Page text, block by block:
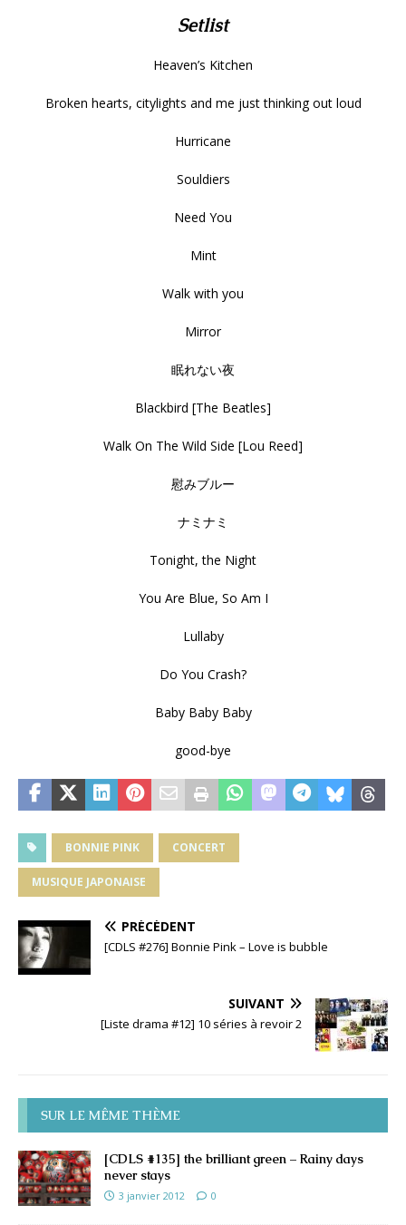
Setlist
Heaven’s Kitchen
Broken hearts, citylights and me just thinking out loud
Hurricane
Souldiers
Need You
Mint
Walk with you
Mirror
眠れない夜
Blackbird [The Beatles]
Walk On The Wild Side [Lou Reed]
慰みブルー
ナミナミ
Tonight, the Night
You Are Blue, So Am I
Lullaby
Do You Crash?
Baby Baby Baby
good-bye
BONNIE PINK CONCERT
MUSIQUE JAPONAISE
PRÉCÉDENT
[CDLS #276] Bonnie Pink – Love is bubble
SUIVANT
[Liste drama #12] 10 séries à revoir 2
SUR LE MÊME THÈME
[CDLS #135] the brilliant green – Rainy days
never stays
3 janvier 2012 0